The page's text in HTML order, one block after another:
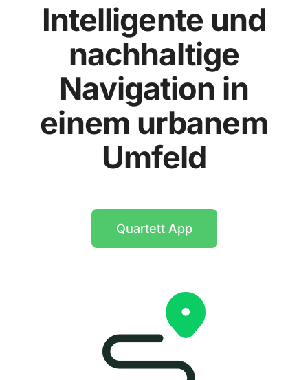
Intelligente und
nachhaltige
Navigation in
einem urbanem
Umfeld
Quartett App